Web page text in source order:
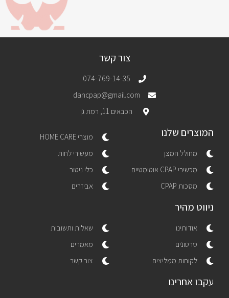
צור קשר
074-769-14-35
dancpap@gmail.com
הכבאים 11, רמת גן
המוצרים שלנו
מחולל חמצן
מכשירי CPAP אוטומטיים
מסכות CPAP
מוצרי HOME CARE
מעשירי לחות
כלי ניטור
אביזרים
ניווט מהיר
אודותינו
סרטונים
לקוחות ממליצים
שאלות ותשובות
מאמרים
צור קשר
עקבו אחרינו